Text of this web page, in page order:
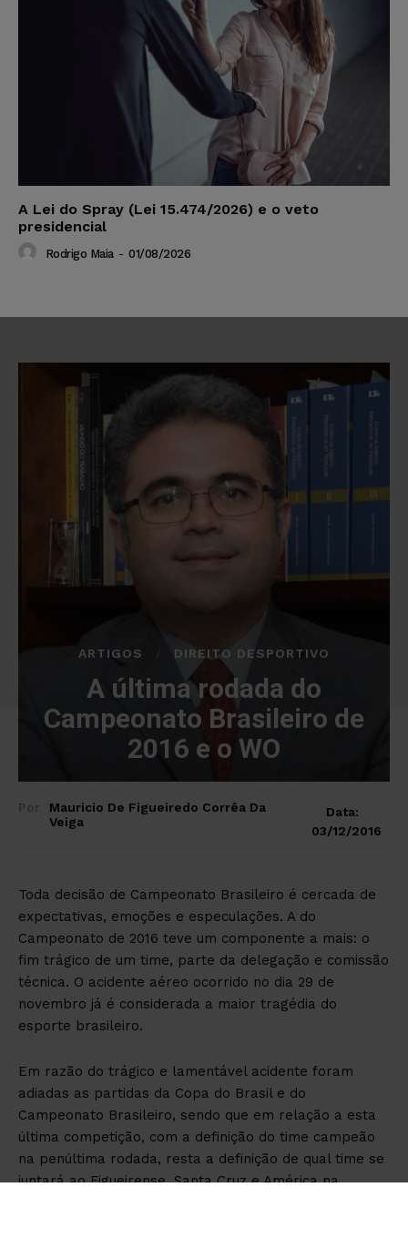
A Lei do Spray (Lei 15.474/2026) e o veto
presidencial
Rodrigo Maia - 01/08/2026